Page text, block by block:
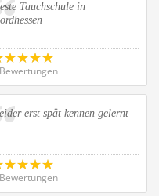
Tauchschule in
erst spät kennen gelernt